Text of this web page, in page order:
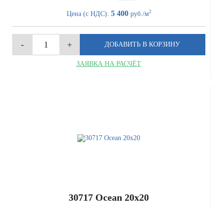
Цена (с НДС): 5 400руб./м2
ЗАЯВКА НА РАСЧЁТ
30717 Ocean 20x20